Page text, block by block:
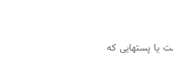
در خرید ویو، در ابتدا بایستی پلن مد نظر خود را انتخاب کنید. پس از آن آدرس پست یا پست‎هایی که